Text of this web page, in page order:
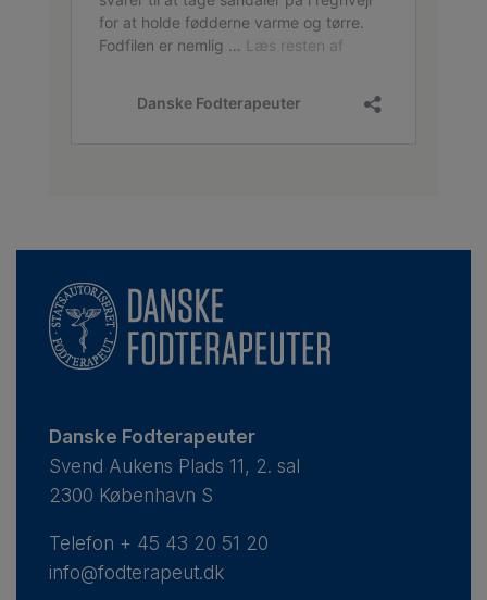
Danske Fodterapeuter
Svend Aukens Plads 11, 2. sal
2300 København S
Telefon + 45 43 20 51 20
info@fodterapeut.dk